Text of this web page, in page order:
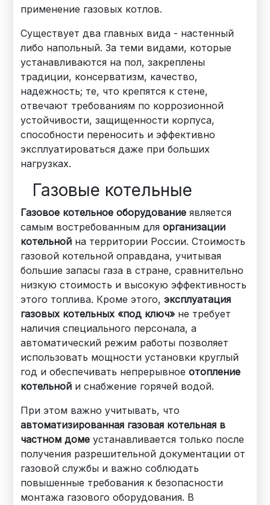
применение газовых котлов.
Существует два главных вида - настенный
либо напольный. За теми видами, которые
устанавливаются на пол, закреплены
традиции, консерватизм, качество,
надежность; те, что крепятся к стене,
отвечают требованиям по коррозионной
устойчивости, защищенности корпуса,
способности переносить и эффективно
эксплуатироваться даже при больших
нагрузках.
Газовые котельные
Газовое котельное оборудование является
самым востребованным дляорганизации
котельной на территории России. Стоимость
газовой котельной оправдана, учитывая
большие запасы газа в стране, сравнительно
низкую стоимость и высокую эффективность
этого топлива. Кроме этого,эксплуатация
газовых котельных «под ключ»не требует
наличия специального персонала, а
автоматический режим работы позволяет
использовать мощности установки круглый
год и обеспечивать непрерывноеотопление
котельной и снабжение горячей водой.
При этом важно учитывать, что
автоматизированная газовая котельная в
частном доме устанавливается только после
получения разрешительной документации от
газовой службы и важно соблюдать
повышенные требования к безопасности
монтажа газового оборудования. В